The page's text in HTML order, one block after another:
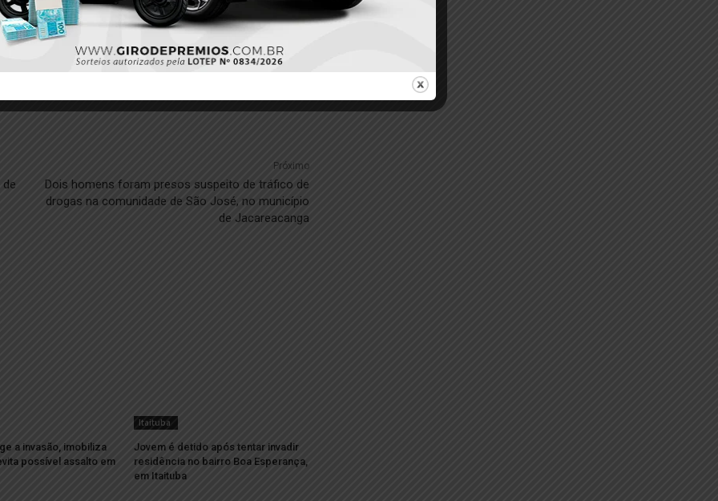
Próximo
Dois homens foram presos suspeito de tráfico de
drogas na comunidade de São José, no município
de Jacareacanga
a invasão, imobiliza
possível assalto em
Itaituba
Jovem é detido após tentar invadir
residência no bairro Boa Esperança,
em Itaituba